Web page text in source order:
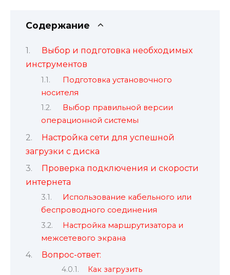
Содержание
Выбор и подготовка необходимых
инструментов
Подготовка установочного
носителя
Выбор правильной версии
операционной системы
Настройка сети для успешной
загрузки с диска
Проверка подключения и скорости
интернета
Использование кабельного или
беспроводного соединения
Настройка маршрутизатора и
межсетевого экрана
Вопрос-ответ:
Как загрузить